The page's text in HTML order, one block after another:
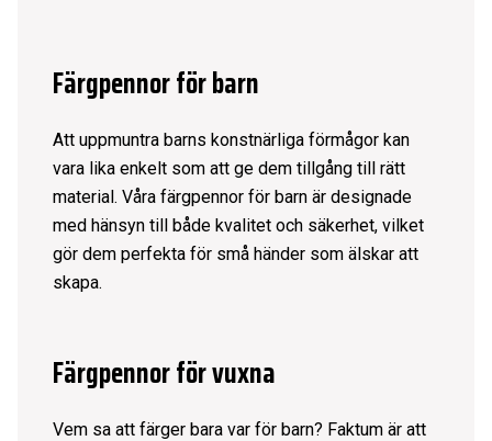
Färgpennor för barn
Att uppmuntra barns konstnärliga förmågor kan
vara lika enkelt som att ge dem tillgång till rätt
material. Våra färgpennor för barn är designade
med hänsyn till både kvalitet och säkerhet, vilket
gör dem perfekta för små händer som älskar att
skapa.
Färgpennor för vuxna
Vem sa att färger bara var för barn? Faktum är att